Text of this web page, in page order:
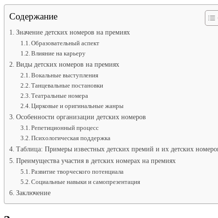
Содержание
Значение детских номеров на премиях
Образовательный аспект
Влияние на карьеру
Виды детских номеров на премиях
Вокальные выступления
Танцевальные постановки
Театральные номера
Цирковые и оригинальные жанры
Особенности организации детских номеров
Репетиционный процесс
Психологическая поддержка
Таблица: Примеры известных детских премий и их детских
Преимущества участия в детских номерах на премиях
Развитие творческого потенциала
Социальные навыки и самопрезентация
Заключение